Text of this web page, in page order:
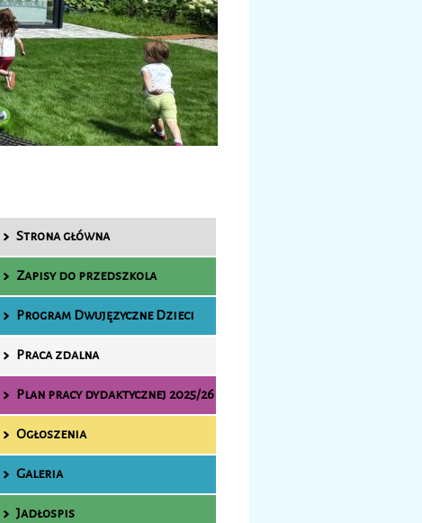
Strona główna
Zapisy do przedszkola
Program Dwujęzyczne Dzieci
Praca zdalna
Plan pracy dydaktycznej 2025/26
Ogłoszenia
Galeria
Jadłospis